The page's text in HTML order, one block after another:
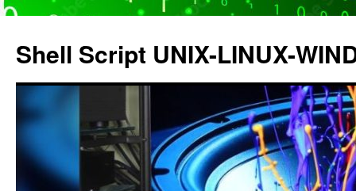
contenido
Shell Script UNIX-LINUX-